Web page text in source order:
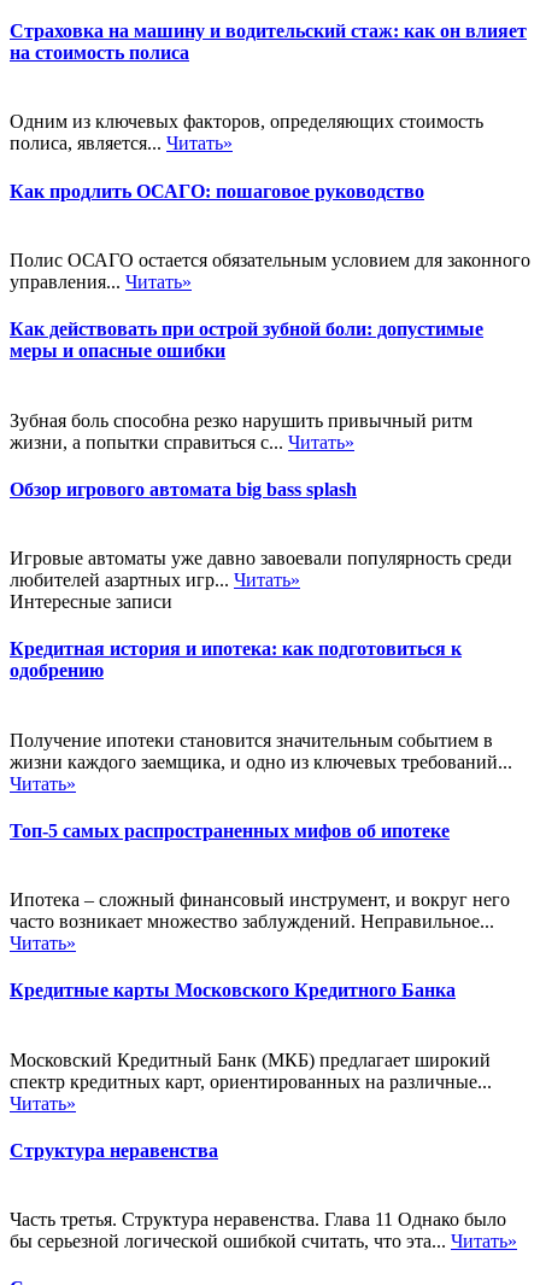
Страховка на машину и водительский стаж: как он влияет
на стоимость полиса
Одним из ключевых факторов, определяющих стоимость
полиса, является... Читать»
Как продлить ОСАГО: пошаговое руководство
Полис ОСАГО остается обязательным условием для законного
управления... Читать»
Как действовать при острой зубной боли: допустимые
меры и опасные ошибки
Зубная боль способна резко нарушить привычный ритм
жизни, а попытки справиться с... Читать»
Обзор игрового автомата big bass splash
Игровые автоматы уже давно завоевали популярность среди
любителей азартных игр... Читать»
Интересные записи
Кредитная история и ипотека: как подготовиться к
одобрению
Получение ипотеки становится значительным событием в
жизни каждого заемщика, и одно из ключевых требований...
Читать»
Топ-5 самых распространенных мифов об ипотеке
Ипотека – сложный финансовый инструмент, и вокруг него
часто возникает множество заблуждений. Неправильное...
Читать»
Кредитные карты Московского Кредитного Банка
Московский Кредитный Банк (МКБ) предлагает широкий
спектр кредитных карт, ориентированных на различные...
Читать»
Структура неравенства
Часть третья. Структура неравенства. Глава 11 Однако было
бы серьезной логической ошибкой считать, что эта... Читать»